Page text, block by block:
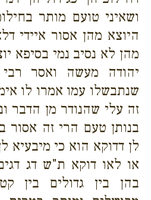
ושאיני טועם מותר
היוצא מהן אסור איידי
מהן לא נסיב נמי בסיפא
יהודה מעשה ואסר רבי
שנתבשלו עמו אמרו לו
זה עלי שהנודר מן הדבר
בנותן טעם הרי זה אסור
לן דדוקא הוא כי מיבעיא
או לאו דוקא ת"ש דג
בהן בין גדולים בין